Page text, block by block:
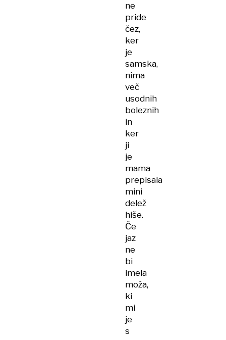
ne
pride
čez,
ker
je
samska,
nima
več
usodnih
boleznih
in
ker
ji
je
mama
prepisala
mini
delež
hiše.
Če
jaz
ne
bi
imela
moža,
ki
mi
je
s